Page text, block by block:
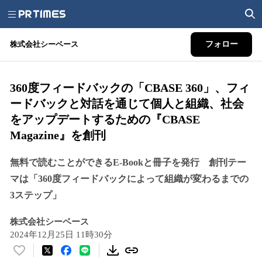
株式会社シーベース フォロー
360度フィードバックの「CBASE 360」、フィ
ードバックと対話を通じて個人と組織、社会
をアップデートするための『CBASE
Magazine』を創刊
無料で読むことができるE-Bookと冊子を発行 創刊テー
マは「360度フィードバックによって組織が変わるまでの
3ステップ」
株式会社シーベース
2024年12月25日 11時30分
い